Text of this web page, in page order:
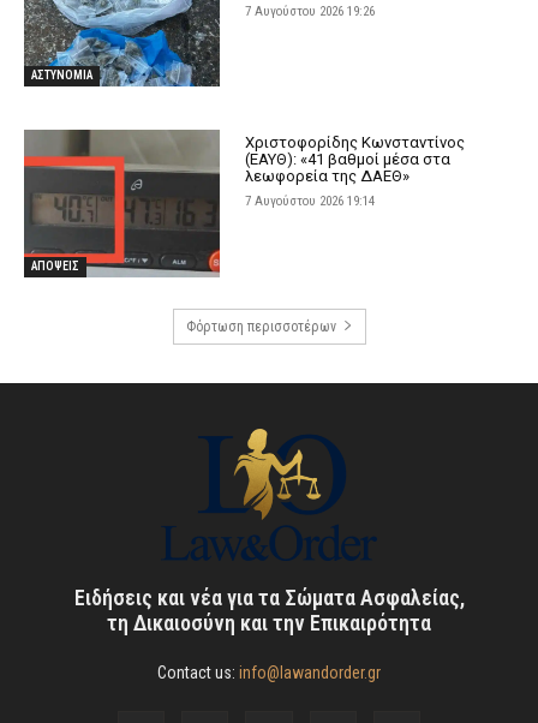
ΑΣΤΥΝΟΜΙΑ
7 Αυγούστου 2026 19:26
ΑΠΟΨΕΙΣ
Χριστοφορίδης Κωνσταντίνος
(ΕΑΥΘ): «41 βαθμοί μέσα στα
λεωφορεία της ΔΑΕΘ»
7 Αυγούστου 2026 19:14
Φόρτωση περισσοτέρων
Ειδήσεις και νέα για τα Σώματα Ασφαλείας,
τη Δικαιοσύνη και την Επικαιρότητα
Contact us: info@lawandorder.gr